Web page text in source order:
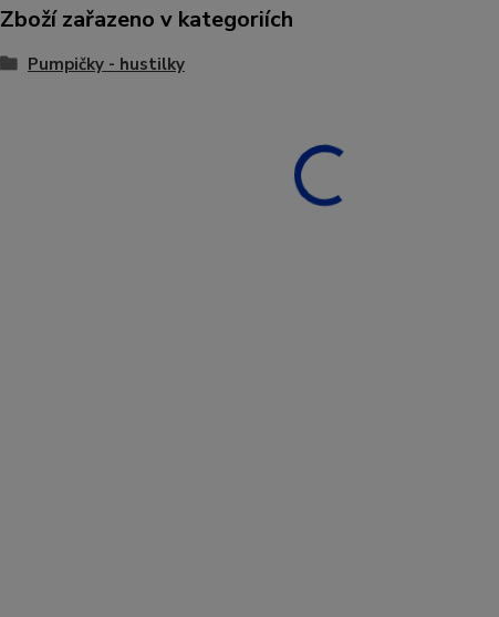
Zboží zařazeno v kategoriích
Pumpičky - hustilky